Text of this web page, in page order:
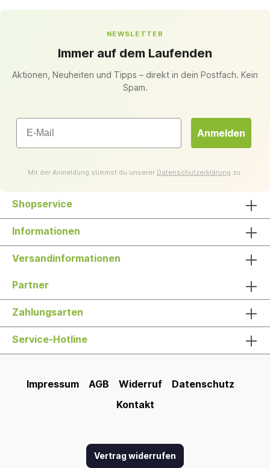
NEWSLETTER
Immer auf dem Laufenden
Aktionen, Neuheiten und Tipps – direkt in dein Postfach. Kein
Spam.
Email
Anmelden
Mit der Anmeldung stimmst du unserer Datenschutzerklärung zu.
Shopservice
Informationen
Versandinformationen
Partner
Zahlungsarten
Service-Hotline
Impressum AGB Widerruf
Datenschutz
Kontakt
Vertrag widerrufen